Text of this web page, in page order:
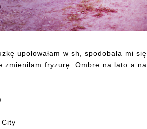
upolowałam w sh, spodobała mi się
zmieniłam fryzurę. Ombre na lato a na
City